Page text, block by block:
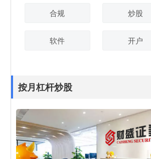
合规 炒股
软件 开户
按月杠杆炒股